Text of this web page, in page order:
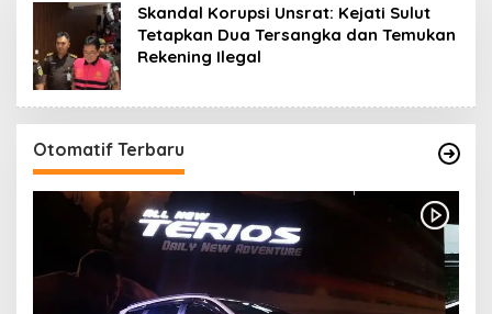
Skandal Korupsi Unsrat: Kejati Sulut
Tetapkan Dua Tersangka dan Temukan
Rekening Ilegal
Otomatif Terbaru